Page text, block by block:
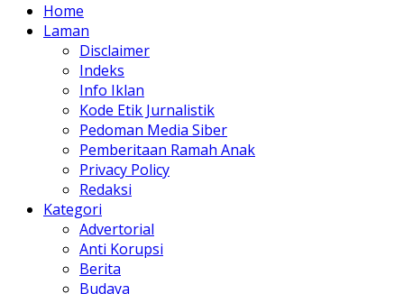
Home
Laman
Disclaimer
Indeks
Info Iklan
Kode Etik Jurnalistik
Pedoman Media Siber
Pemberitaan Ramah Anak
Privacy Policy
Redaksi
Kategori
Advertorial
Anti Korupsi
Berita
Budaya